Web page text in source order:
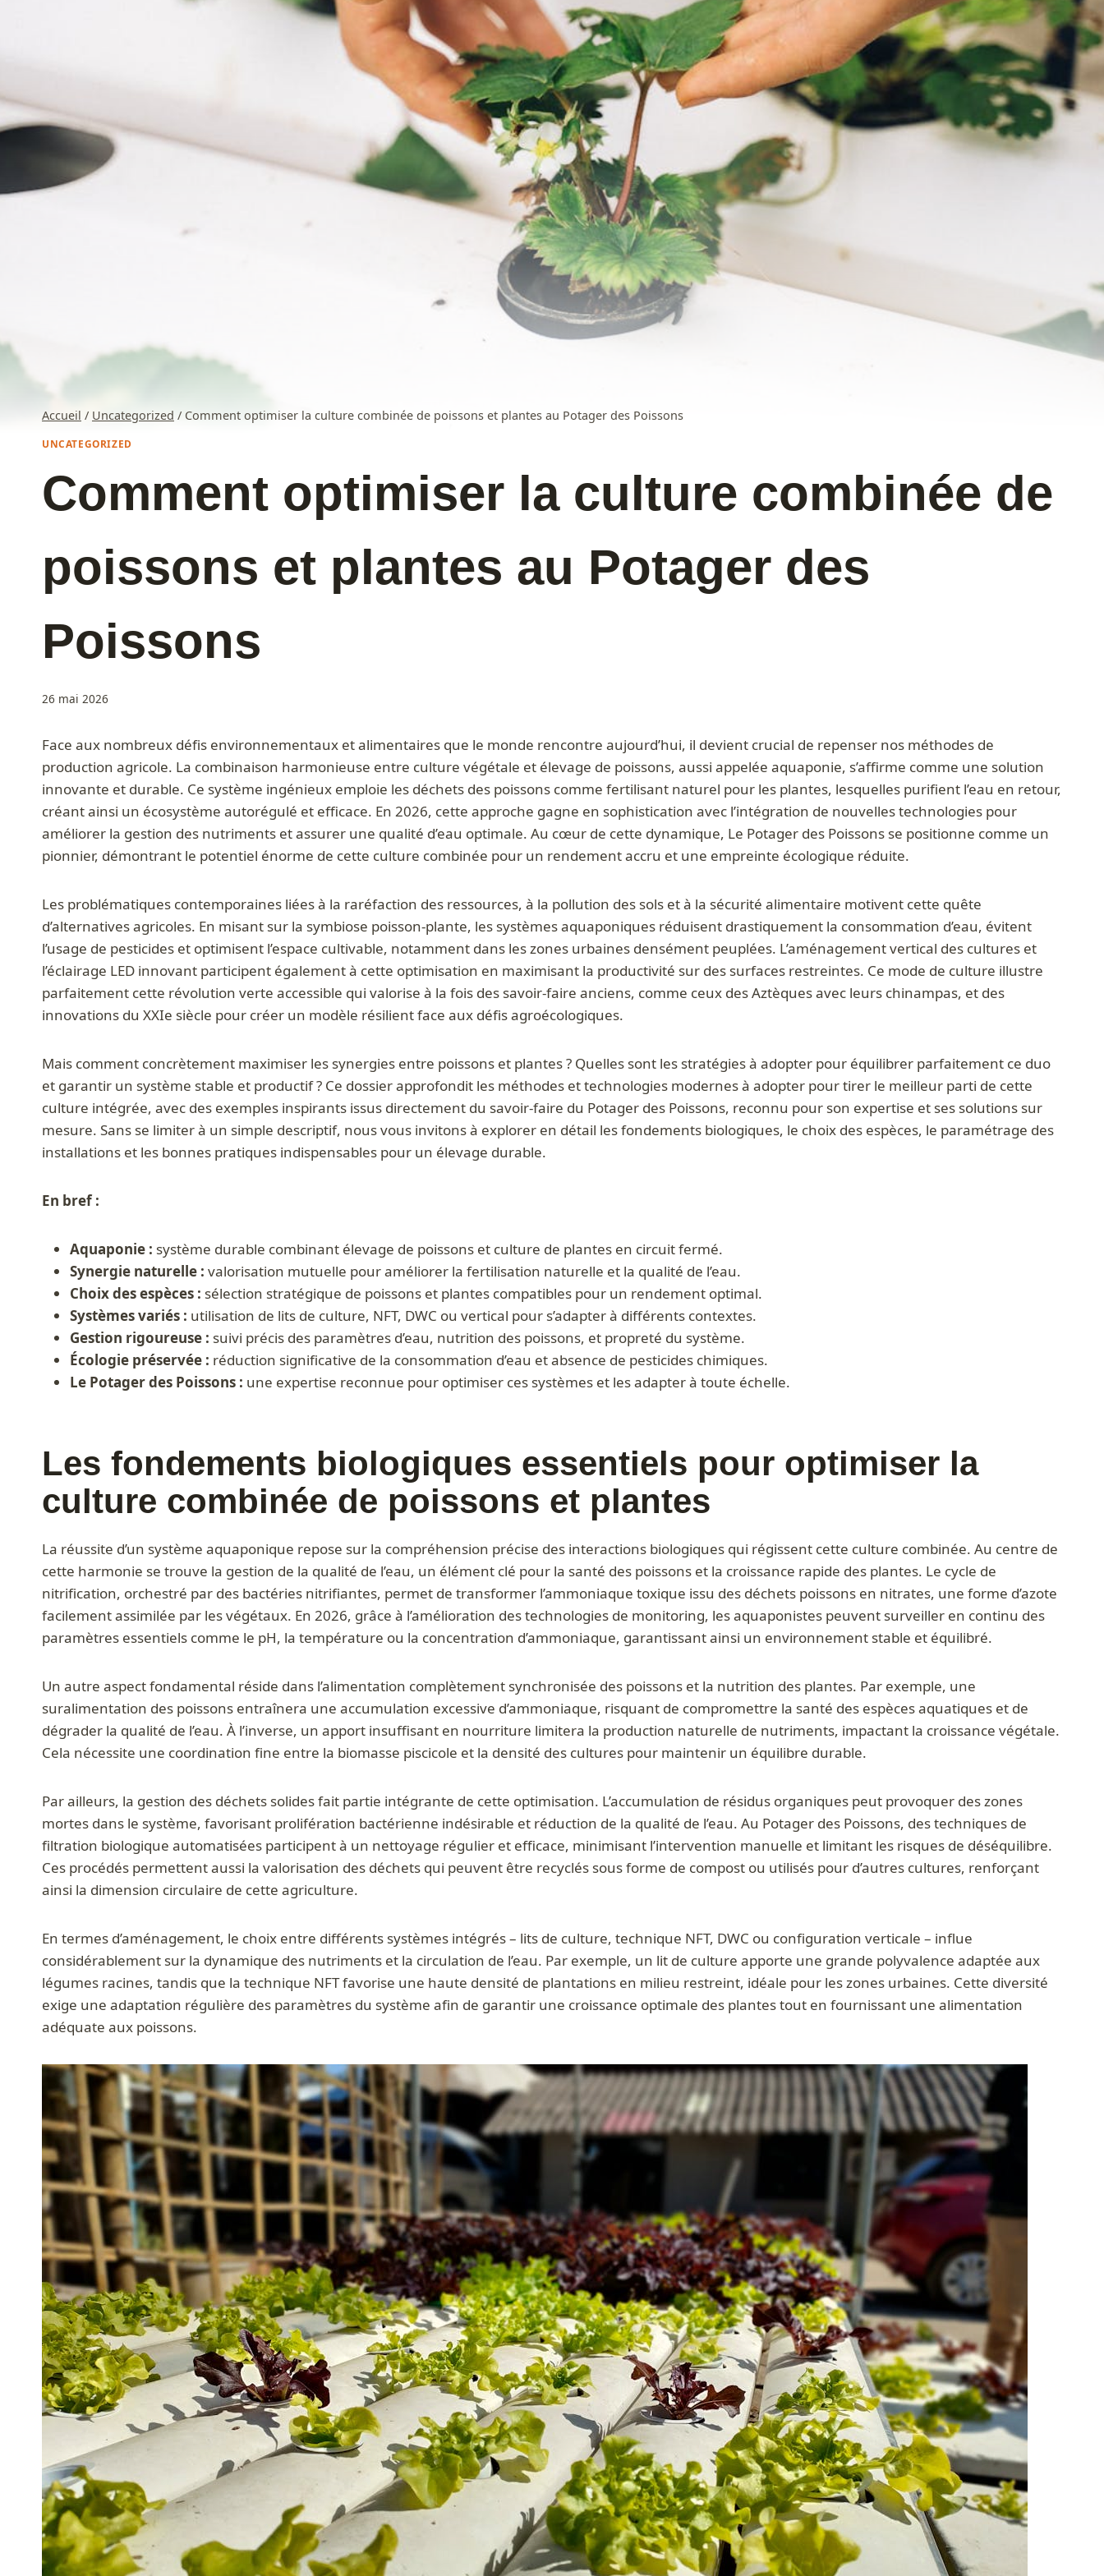
Accueil / Uncategorized / Comment optimiser la culture combinée de poissons et plantes au Potager des Poissons
UNCATEGORIZED
Comment optimiser la culture combinée de
poissons et plantes au Potager des
Poissons
26 mai 2026
Face aux nombreux défis environnementaux et alimentaires que le monde rencontre aujourd’hui, il devient crucial de repenser nos méthodes de
production agricole. La combinaison harmonieuse entre culture végétale et élevage de poissons, aussi appelée aquaponie, s’affirme comme une solution
innovante et durable. Ce système ingénieux emploie les déchets des poissons comme fertilisant naturel pour les plantes, lesquelles purifient l’eau en retour,
créant ainsi un écosystème autorégulé et efficace. En 2026, cette approche gagne en sophistication avec l’intégration de nouvelles technologies pour
améliorer la gestion des nutriments et assurer une qualité d’eau optimale. Au cœur de cette dynamique, Le Potager des Poissons se positionne comme un
pionnier, démontrant le potentiel énorme de cette culture combinée pour un rendement accru et une empreinte écologique réduite.
Les problématiques contemporaines liées à la raréfaction des ressources, à la pollution des sols et à la sécurité alimentaire motivent cette quête
d’alternatives agricoles. En misant sur la symbiose poisson-plante, les systèmes aquaponiques réduisent drastiquement la consommation d’eau, évitent
l’usage de pesticides et optimisent l’espace cultivable, notamment dans les zones urbaines densément peuplées. L’aménagement vertical des cultures et
l’éclairage LED innovant participent également à cette optimisation en maximisant la productivité sur des surfaces restreintes. Ce mode de culture illustre
parfaitement cette révolution verte accessible qui valorise à la fois des savoir-faire anciens, comme ceux des Aztèques avec leurs chinampas, et des
innovations du XXIe siècle pour créer un modèle résilient face aux défis agroécologiques.
Mais comment concrètement maximiser les synergies entre poissons et plantes ? Quelles sont les stratégies à adopter pour équilibrer parfaitement ce duo
et garantir un système stable et productif ? Ce dossier approfondit les méthodes et technologies modernes à adopter pour tirer le meilleur parti de cette
culture intégrée, avec des exemples inspirants issus directement du savoir-faire du Potager des Poissons, reconnu pour son expertise et ses solutions sur
mesure. Sans se limiter à un simple descriptif, nous vous invitons à explorer en détail les fondements biologiques, le choix des espèces, le paramétrage des
installations et les bonnes pratiques indispensables pour un élevage durable.
En bref :
Aquaponie : système durable combinant élevage de poissons et culture de plantes en circuit fermé.
Synergie naturelle : valorisation mutuelle pour améliorer la fertilisation naturelle et la qualité de l’eau.
Choix des espèces : sélection stratégique de poissons et plantes compatibles pour un rendement optimal.
Systèmes variés : utilisation de lits de culture, NFT, DWC ou vertical pour s’adapter à différents contextes.
Gestion rigoureuse : suivi précis des paramètres d’eau, nutrition des poissons, et propreté du système.
Écologie préservée : réduction significative de la consommation d’eau et absence de pesticides chimiques.
Le Potager des Poissons : une expertise reconnue pour optimiser ces systèmes et les adapter à toute échelle.
Les fondements biologiques essentiels pour optimiser la
culture combinée de poissons et plantes
La réussite d’un système aquaponique repose sur la compréhension précise des interactions biologiques qui régissent cette culture combinée. Au centre de
cette harmonie se trouve la gestion de la qualité de l’eau, un élément clé pour la santé des poissons et la croissance rapide des plantes. Le cycle de
nitrification, orchestré par des bactéries nitrifiantes, permet de transformer l’ammoniaque toxique issu des déchets poissons en nitrates, une forme d’azote
facilement assimilée par les végétaux. En 2026, grâce à l’amélioration des technologies de monitoring, les aquaponistes peuvent surveiller en continu des
paramètres essentiels comme le pH, la température ou la concentration d’ammoniaque, garantissant ainsi un environnement stable et équilibré.
Un autre aspect fondamental réside dans l’alimentation complètement synchronisée des poissons et la nutrition des plantes. Par exemple, une
suralimentation des poissons entraînera une accumulation excessive d’ammoniaque, risquant de compromettre la santé des espèces aquatiques et de
dégrader la qualité de l’eau. À l’inverse, un apport insuffisant en nourriture limitera la production naturelle de nutriments, impactant la croissance végétale.
Cela nécessite une coordination fine entre la biomasse piscicole et la densité des cultures pour maintenir un équilibre durable.
Par ailleurs, la gestion des déchets solides fait partie intégrante de cette optimisation. L’accumulation de résidus organiques peut provoquer des zones
mortes dans le système, favorisant prolifération bactérienne indésirable et réduction de la qualité de l’eau. Au Potager des Poissons, des techniques de
filtration biologique automatisées participent à un nettoyage régulier et efficace, minimisant l’intervention manuelle et limitant les risques de déséquilibre.
Ces procédés permettent aussi la valorisation des déchets qui peuvent être recyclés sous forme de compost ou utilisés pour d’autres cultures, renforçant
ainsi la dimension circulaire de cette agriculture.
En termes d’aménagement, le choix entre différents systèmes intégrés – lits de culture, technique NFT, DWC ou configuration verticale – influe
considérablement sur la dynamique des nutriments et la circulation de l’eau. Par exemple, un lit de culture apporte une grande polyvalence adaptée aux
légumes racines, tandis que la technique NFT favorise une haute densité de plantations en milieu restreint, idéale pour les zones urbaines. Cette diversité
exige une adaptation régulière des paramètres du système afin de garantir une croissance optimale des plantes tout en fournissant une alimentation
adéquate aux poissons.